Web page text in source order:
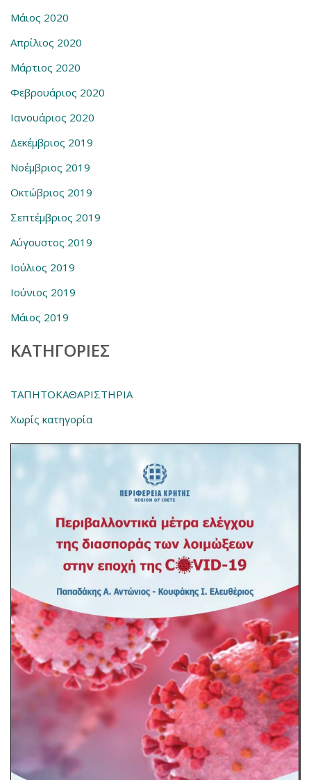
Μάιος 2020
Απρίλιος 2020
Μάρτιος 2020
Φεβρουάριος 2020
Ιανουάριος 2020
Δεκέμβριος 2019
Νοέμβριος 2019
Οκτώβριος 2019
Σεπτέμβριος 2019
Αύγουστος 2019
Ιούλιος 2019
Ιούνιος 2019
Μάιος 2019
KΑΤΗΓΟΡΊΕΣ
ΤΑΠΗΤΟΚΑΘΑΡΙΣΤΗΡΙΑ
Χωρίς κατηγορία